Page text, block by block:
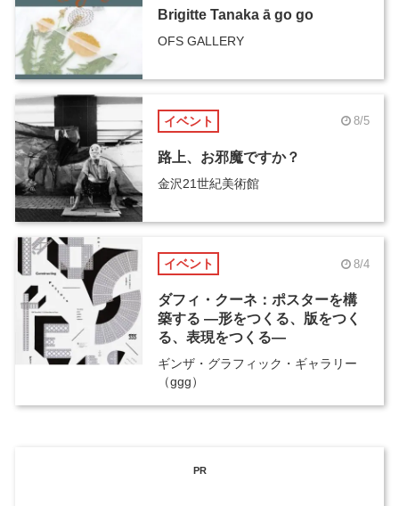
Brigitte Tanaka ā go go
OFS GALLERY
イベント 8/5
路上、お邪魔ですか？
金沢21世紀美術館
イベント 8/4
ダフィ・クーネ：ポスターを構
築する ―形をつくる、版をつく
る、表現をつくる―
ギンザ・グラフィック・ギャラリー
（ggg）
PR